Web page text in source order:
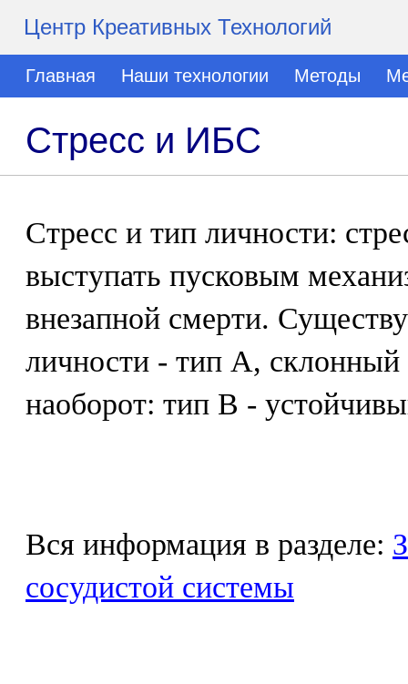
Центр Креативных Технологий
Главная Наши технологии Методы
Стресс и ИБС
Стресс и тип личности:
выступать пусковым
внезапной смерти.
личности - тип А,
наоборот: тип В -
Вся информация в разделе:
сосудистой системы